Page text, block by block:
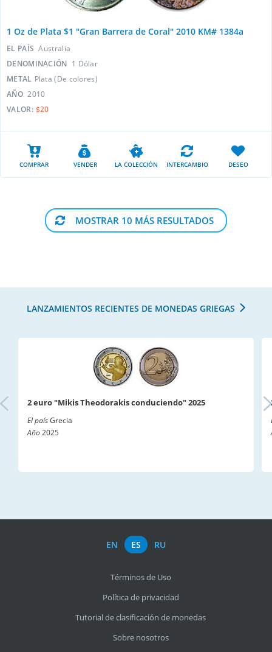
1 Oz de Plata $1 "Gran Barrera de Coral" 2010 KM# 1384a
EL PAÍS Australia
DENOMINACIÓN 1 Dólar
METAL Plata (De colores)
AÑO 2010
VALOR: $20
COMPRAR VENDER LA COLECCIÓN INTERCAMBIO DESEO
MOSTRAR 10 MÁS RESULTADOS
LANZAMIENTOS RECIENTES DE MONEDAS GRIEGAS
2 euro "Mikis Theodorakis conduciendo" 2025
El paísGrecia
Año2025
EN ES RU
Términos de Uso
Política de privacidad
Tutorial de clasificación de monedas
Sobre nosotros